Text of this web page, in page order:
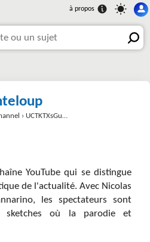
› UCTKTXsGuEF5-qmqLV4eSe0g
YouTube qui se distingue
de l'actualité. Avec Nicolas
les spectateurs sont
sketches où la parodie et